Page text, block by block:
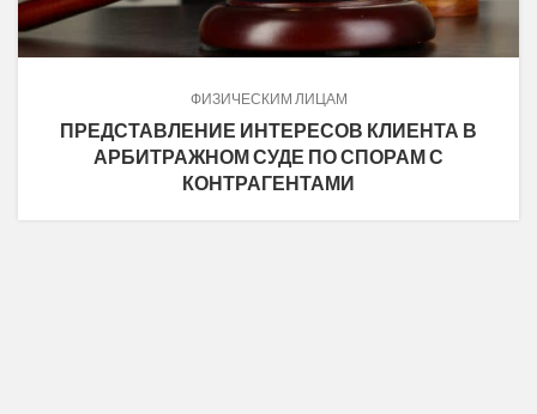
ФИЗИЧЕСКИМ ЛИЦАМ
ПРЕДСТАВЛЕНИЕ ИНТЕРЕСОВ КЛИЕНТА В
АРБИТРАЖНОМ СУДЕ ПО СПОРАМ С
КОНТРАГЕНТАМИ